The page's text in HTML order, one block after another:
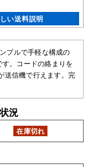
い送料説明
プルで手軽な構成の
。コードの絡まりを
送信機で行えます。完
況
在庫切れ